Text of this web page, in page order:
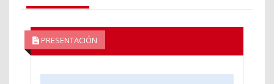
PRESENTACIÓN